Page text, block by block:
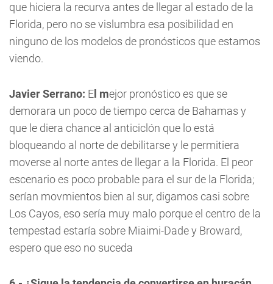
que hiciera la recurva antes de llegar al estado de la
Florida, pero no se vislumbra esa posibilidad en
ninguno de los modelos de pronósticos que estamos
viendo.
Javier Serrano: E l mejor pronóstico es que se
demorara un poco de tiempo cerca de Bahamas y
que le diera chance al anticiclón que lo está
bloqueando al norte de debilitarse y le permitiera
moverse al norte antes de llegar a la Florida. El peor
escenario es poco probable para el sur de la Florida;
serían movmientos bien al sur, digamos casi sobre
Los Cayos, eso sería muy malo porque el centro de la
tempestad estaría sobre Miaimi-Dade y Broward,
espero que eso no suceda